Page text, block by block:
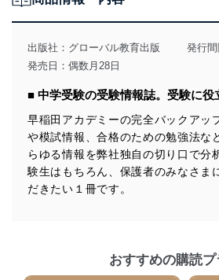
用目的を明確にし、本人の同意を得
達成に必要な範囲内で適法かつ公正
得・利用・提供を行います。また、
個人情報は、同意を得ずに目的外利
供・開示は行いません。当社におい
みを確実にするため、従業者等の教
ます。また、目的外利用を行わない
措置を講じます。
法令遵守
当社は、個人情報に関連する法令、
個人情報の安全管理措置
出版社： グローバル教育出版
発行間
発売日：偶数月28日
■ 中学受験の受験情報誌。受験に役
早稲田アカデミーの完全バックアッ
や模試情報、合格のための勉強法な
らゆる情報を弊社独自の切り口で分
験生はもちろん、保護者のみなさま
だきたい１冊です。
おすすめの購読プ